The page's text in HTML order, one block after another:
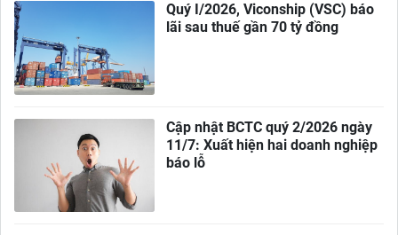
Quý I/2026, Viconship (VSC) báo
lãi sau thuế gần 70 tỷ đồng
Cập nhật BCTC quý 2/2026 ngày
11/7: Xuất hiện hai doanh nghiệp
báo lỗ